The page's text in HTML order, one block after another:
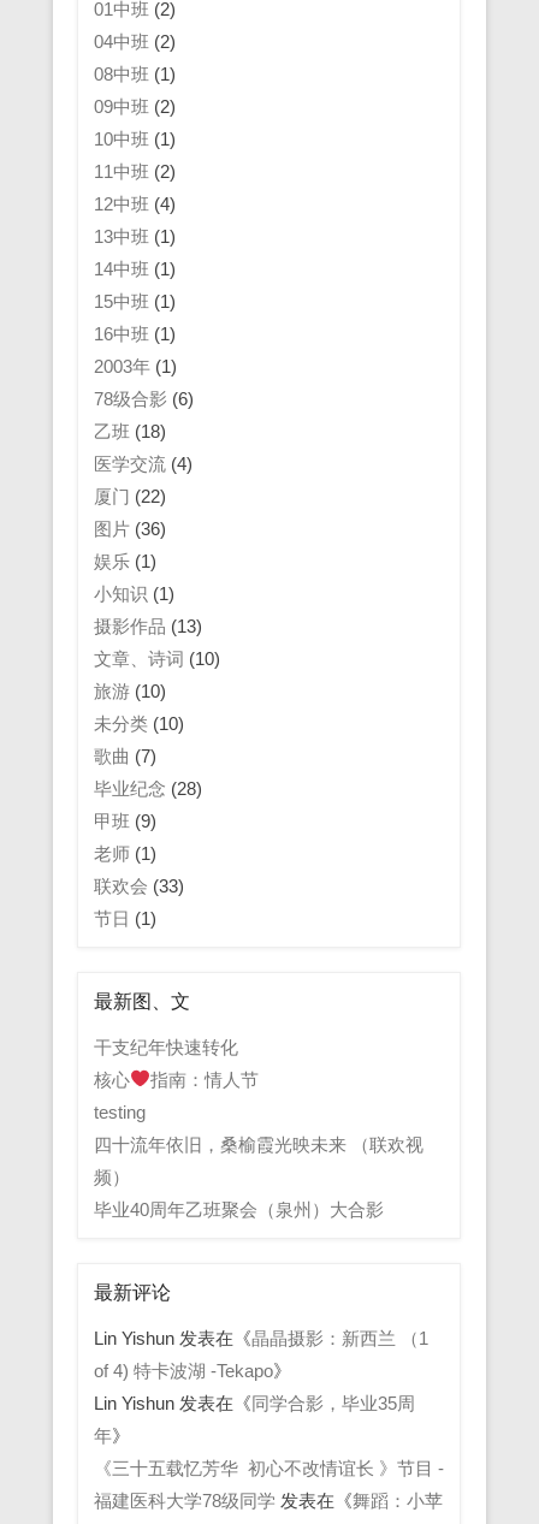
01中班 (2)
04中班 (2)
08中班 (1)
09中班 (2)
10中班 (1)
11中班 (2)
12中班 (4)
13中班 (1)
14中班 (1)
15中班 (1)
16中班 (1)
2003年(1)
78级合影 (6)
乙班 (18)
医学交流(4)
厦门 (22)
图片(36)
娱乐(1)
小知识 (1)
摄影作品 (13)
文章、诗词 (10)
旅游(10)
未分类(10)
歌曲 (7)
毕业纪念 (28)
甲班 (9)
老师(1)
联欢会 (33)
节日 (1)
最新图、文
干支纪年快速转化
核心
指南：情人节
testing
四十流年依旧，桑榆霞光映未来 （联欢视
频）
毕业40周年乙班聚会（泉州）大合影
最新评论
Lin Yishun发表在《晶晶摄影：新西兰 （1
of 4) 特卡波湖 -Tekapo》
Lin Yishun发表在《同学合影，毕业35周
年》
《三十五载忆芳华 初心不改情谊长 》节目 -
福建医科大学78级同学 发表在《舞蹈：小苹